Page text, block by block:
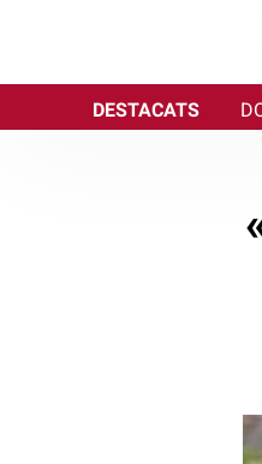
DESTACATS